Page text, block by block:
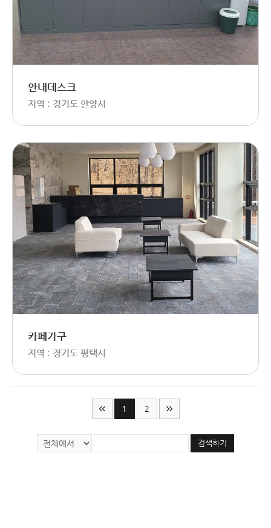
안내데스크
지역 : 경기도 안양시
카페가구
지역 : 경기도 평택시
1 2
검색하기